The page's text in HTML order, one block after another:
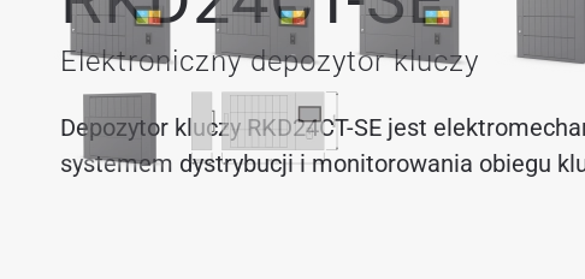
Elektroniczny depozytor kluczy
Depozytor kluczy RKD24CT-SE jest
systemem dystrybucji i monitorowania obiegu